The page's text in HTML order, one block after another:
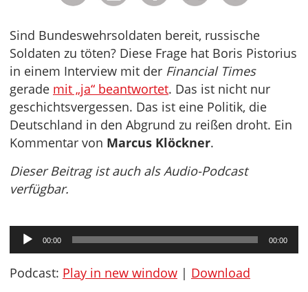
Sind Bundeswehrsoldaten bereit, russische
Soldaten zu töten? Diese Frage hat Boris Pistorius
in einem Interview mit der Financial Times
gerade mit „ja“ beantwortet. Das ist nicht nur
geschichtsvergessen. Das ist eine Politik, die
Deutschland in den Abgrund zu reißen droht. Ein
Kommentar von Marcus Klöckner.
Dieser Beitrag ist auch als Audio-Podcast
verfügbar.
Audio-
Player
00:00 00:00
Podcast: Play in new window | Download